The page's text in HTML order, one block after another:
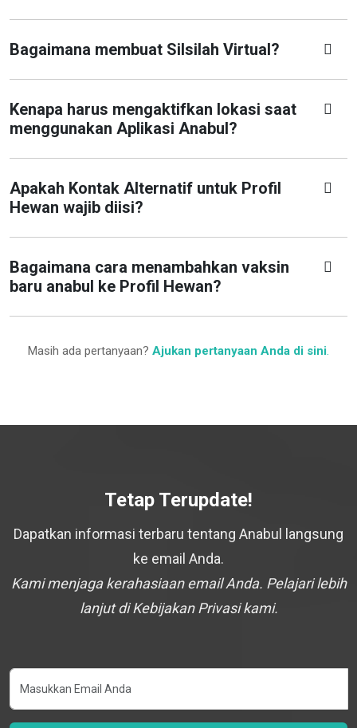
Bagaimana membuat Silsilah Virtual?
Kenapa harus mengaktifkan lokasi saat
menggunakan Aplikasi Anabul?
Apakah Kontak Alternatif untuk Profil
Hewan wajib diisi?
Bagaimana cara menambahkan vaksin
baru anabul ke Profil Hewan?
Masih ada pertanyaan? Ajukan pertanyaan Anda di sini.
Tetap Terupdate!
Dapatkan informasi terbaru tentang Anabul langsung
ke email Anda.
Kami menjaga kerahasiaan email Anda. Pelajari lebih
lanjut di Kebijakan Privasi kami.